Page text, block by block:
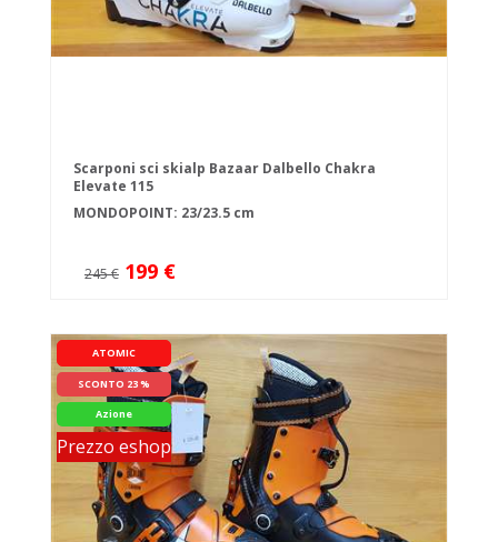
Scarponi sci skialp Bazaar Dalbello Chakra
Elevate 115
MONDOPOINT: 23/23.5 cm
245 € 199 €
ATOMIC
SCONTO 23 %
Azione
Prezzo eshop